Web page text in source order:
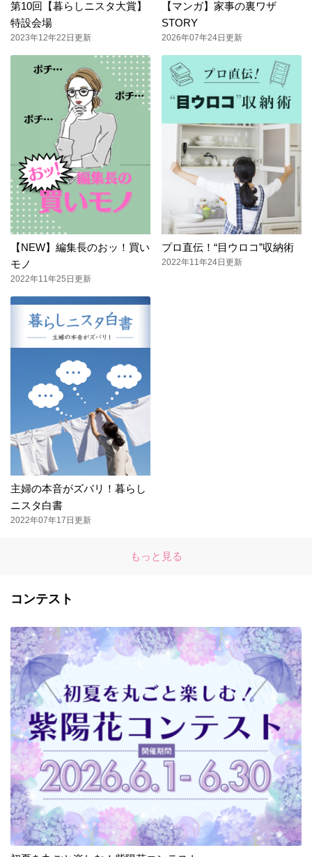
第10回【暮らしニスタ大賞】
特設会場
2023年12年22日更新
【マンガ】家事の裏ワザ
STORY
2026年07年24日更新
【NEW】編集長のおッ！買い
モノ
2022年11年25日更新
プロ直伝！“目ウロコ”収納術
2022年11年24日更新
主婦の本音がズバリ！暮らし
ニスタ白書
2022年07年17日更新
もっと見る
コンテスト